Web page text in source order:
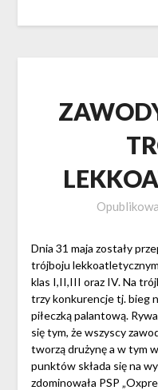
Dnia 31 maja zostały
trójboju
klas I,II,III oraz IV. Na
trzy konkurencje tj. bieg
piłeczką palantową.
się tym, że wszyscy
tworzą drużynę a w tym
punktów składa się na
zdominowała PSP